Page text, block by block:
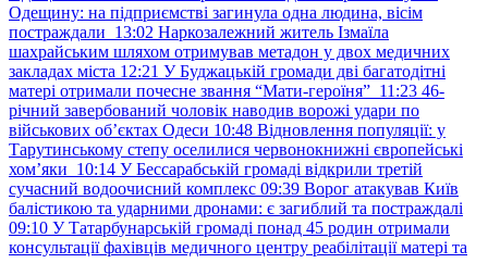
Одещину: на підприємстві загинула одна людина, вісім
постраждали 13:02 Наркозалежний житель Ізмаїла
шахрайським шляхом отримував метадон у двох медичних
закладах міста 12:21 У Буджацькій громади дві багатодітні
матері отримали почесне звання “Мати-героїня” 11:23 46-
річний завербований чоловік наводив ворожі удари по
військових обʼєктах Одеси 10:48 Відновлення популяції: у
Тарутинському степу оселилися червонокнижні європейські
хом’яки 10:14 У Бессарабській громаді відкрили третій
сучасний водоочисний комплекс 09:39 Ворог атакував Київ
балістикою та ударними дронами: є загиблий та постраждалі
09:10 У Татарбунарській громаді понад 45 родин отримали
консультації фахівців медичного центру реабілітації матері та